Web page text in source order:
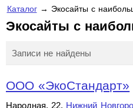
Каталог→ Экосайты с
Экосайты с
Записи не найдены
ООО «ЭкоСтандарт»
Народная, 22, Нижний